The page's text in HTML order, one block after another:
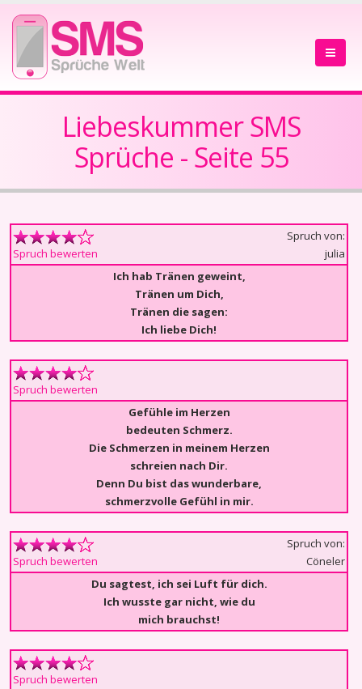
Liebeskummer SMS
Sprüche - Seite 55
Spruch bewerten
Spruch von:
julia
Ich hab Tränen geweint,
Tränen um Dich,
Tränen die sagen:
Ich liebe Dich!
Spruch bewerten
Gefühle im Herzen
bedeuten Schmerz.
Die Schmerzen in meinem Herzen
schreien nach Dir.
Denn Du bist das wunderbare,
schmerzvolle Gefühl in mir.
Spruch bewerten
Spruch von:
Cöneler
Du sagtest, ich sei Luft für dich.
Ich wusste gar nicht, wie du
mich brauchst!
Spruch bewerten